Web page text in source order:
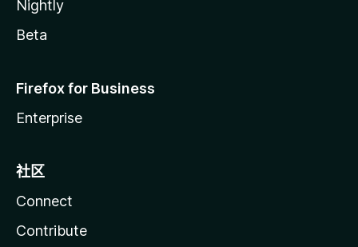
Nightly
Beta
Firefox for Business
Enterprise
社区
Connect
Contribute